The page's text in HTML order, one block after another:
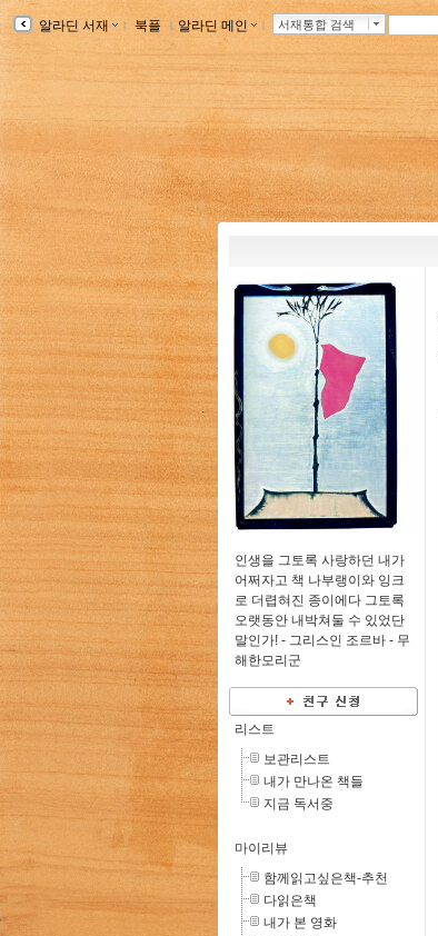
알라딘 서재 ｌ 북플 ｌ 알라딘 메인 ｌ 서재통합 검색
인생을 그토록 사랑하던 내가
어쩌자고 책 나부랭이와 잉크
로 더렵혀진 종이에다 그토록
오랫동안 내박쳐둘 수 있었단
말인가! - 그리스인 조르바 - 무
해한모리군
리스트
보관리스트
내가 만나온 책들
지금 독서중
마이리뷰
함께읽고싶은책-추천
다읽은책
내가 본 영화